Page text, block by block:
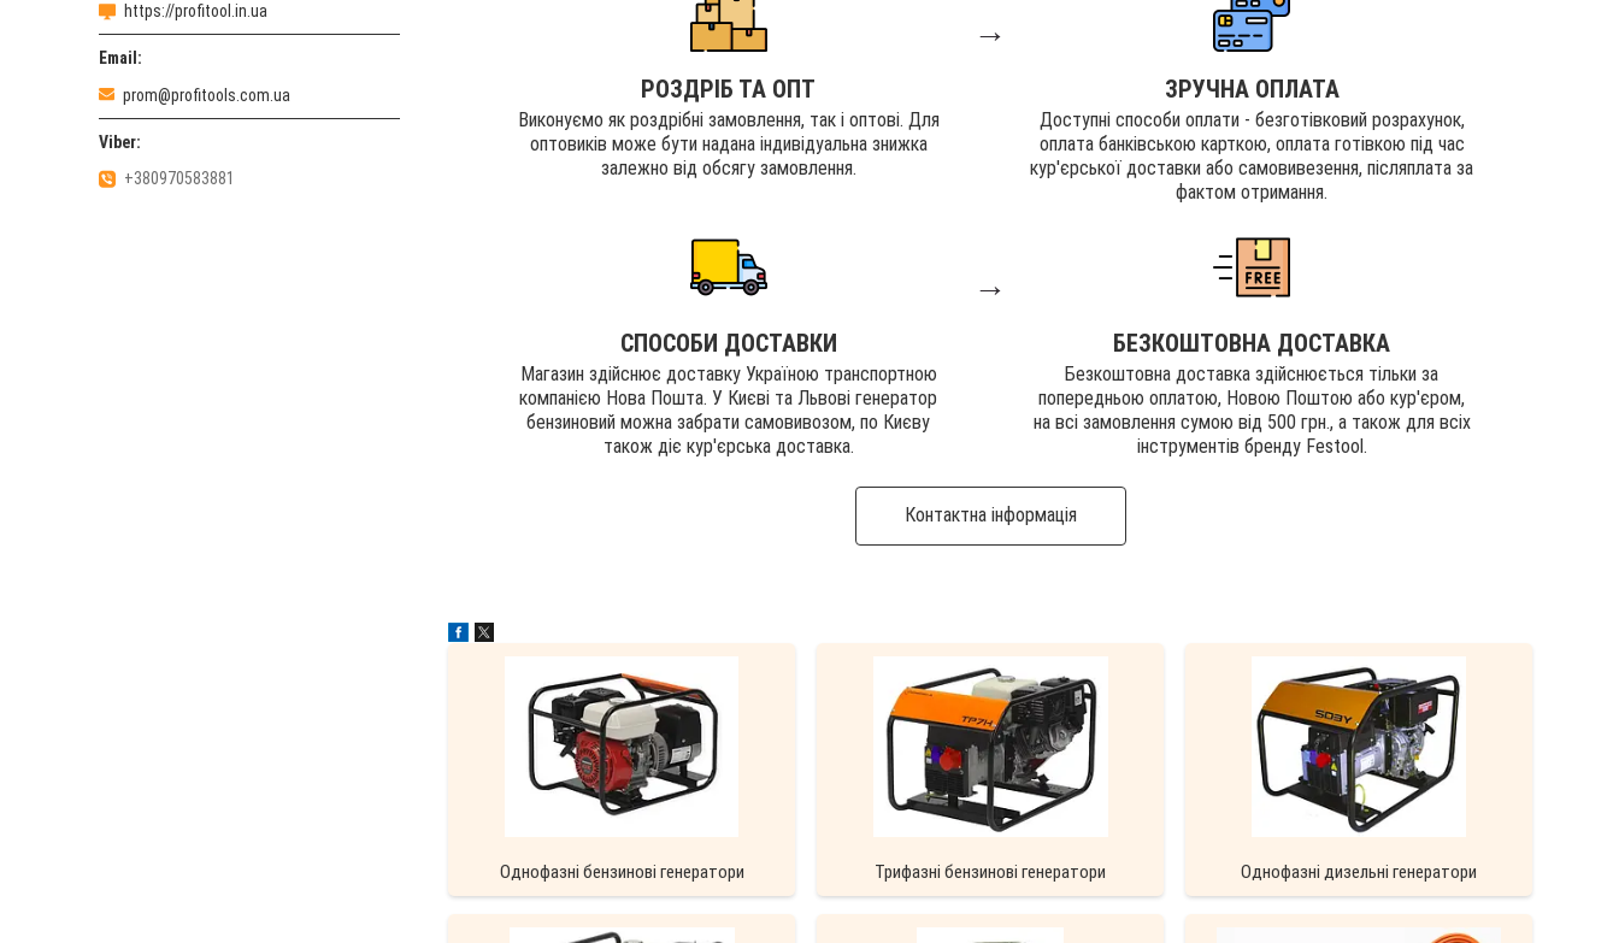
РОЗДРІБ ТА ОПТ
Виконуємо як роздрібні замовлення, так і оптові. Для
оптовиків може бути надана індивідуальна знижка
залежно від обсягу замовлення.
→
ЗРУЧНА ОПЛАТА
Доступні способи оплати - безготівковий розрахунок,
оплата банківською карткою, оплата готівкою під час
кур'єрської доставки або самовивезення, післяплата за
фактом отримання.
СПОСОБИ ДОСТАВКИ
Магазин здійснює доставку Україною транспортною
компанією Нова Пошта. У Києві та Львові генератор
бензиновий можна забрати самовивозом, по Києву
також діє кур'єрська доставка.
→
БЕЗКОШТОВНА ДОСТАВКА
Безкоштовна доставка здійснюється тільки за
попередньою оплатою, Новою Поштою або кур'єром,
на всі замовлення сумою від 500 грн., а також для всіх
інструментів бренду Festool.
Контактна інформація
Однофазні бензинові генератори Трифазні бензинові генератори Однофазні дизельні генератори
https://profitool.in.ua
prom@profitools.com.ua
+380970583881